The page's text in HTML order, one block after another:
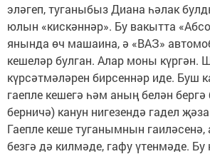
эләгеп, туганыбыз Диана һәлак
юлын «кискәннәр». Бу вакытта
янында өч машаина, ә «ВАЗ»
кешеләр булган. Алар моны күргән.
күрсәтмәләрен бирсеннәр иде. Буш
гаепле кешегә һәм аның белән
берничә) канун нигезендә гадел
Гаепле кеше туганымнын гаиләсенә,
безгә дә килмәде, гафу үтенмәде.